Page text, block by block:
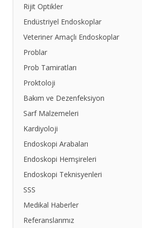
Endoskop Prossesor Bağlantı Şeması
Endovizyon Tamirleri
Rijit Optikler
2. El Rijit Optikler
Arızalı Olanı Getirin, Yenisini Verelim
Endüstriyel Endoskoplar
Veteriner Amaçlı Endoskoplar
Problar
Tee Prob Tamiri
Tee Prob Tamiri 2
Ultrason Probları Fiyat Listesi
Prob Tamiratları
Proktoloji
Bakım ve Dezenfeksiyon
Sarf Malzemeleri
Kardiyoloji
Ekg
EKG - 60G
EKG-80-GL
EKG IKO 3
EKG 112 D
HB Monitörleri
Defibrilatör
Endoskopi Arabaları
Endoskopi Hemşireleri
Endoskopi Teknisyenleri
SSS
Medikal Haberler
11 Büyük Diyet Yanlışı
Referanslarımız